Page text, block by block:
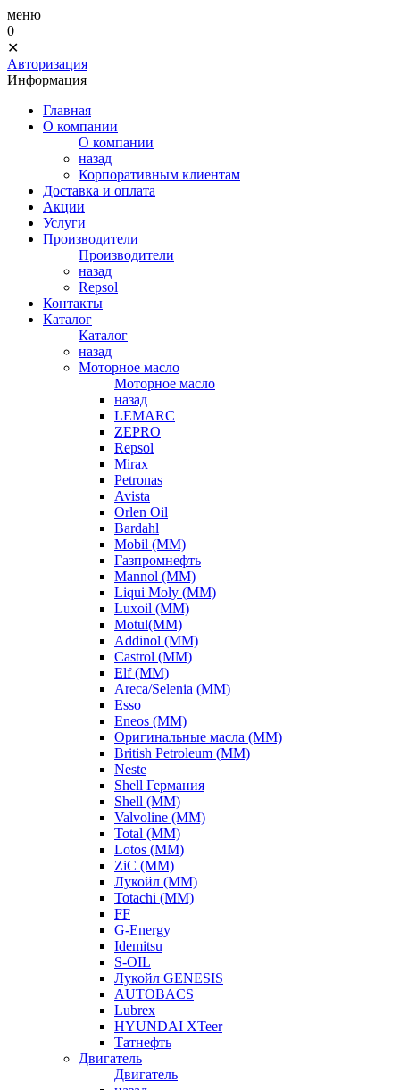
меню
0
✕
Авторизация
Информация
Главная
О компании
О компании
назад
Корпоративным клиентам
Доставка и оплата
Акции
Услуги
Производители
Производители
назад
Repsol
Контакты
Каталог
Каталог
назад
Моторное масло
Моторное масло
назад
LEMARC
ZEPRO
Repsol
Mirax
Petronas
Avista
Orlen Oil
Bardahl
Mobil (ММ)
Газпромнефть
Mannol (ММ)
Liqui Moly (ММ)
Luxoil (ММ)
Motul(ММ)
Addinol (ММ)
Castrol (ММ)
Elf (ММ)
Areca/Selenia (ММ)
Esso
Eneos (ММ)
Оригинальные масла (ММ)
British Petroleum (ММ)
Neste
Shell Германия
Shell (ММ)
Valvoline (ММ)
Total (ММ)
Lotos (ММ)
ZiC (ММ)
Лукойл (ММ)
Totachi (MM)
FF
G-Energy
Idemitsu
S-OIL
Лукойл GENESIS
AUTOBACS
Lubrex
HYUNDAI XTeer
Татнефть
Двигатель
Двигатель